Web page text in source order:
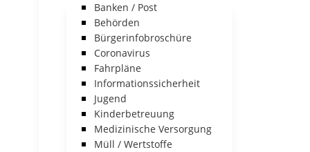
Banken / Post
Behörden
Bürgerinfobroschüre
Coronavirus
Fahrpläne
Informationssicherheit
Jugend
Kinderbetreuung
Medizinische Versorgung
Müll / Wertstoffe